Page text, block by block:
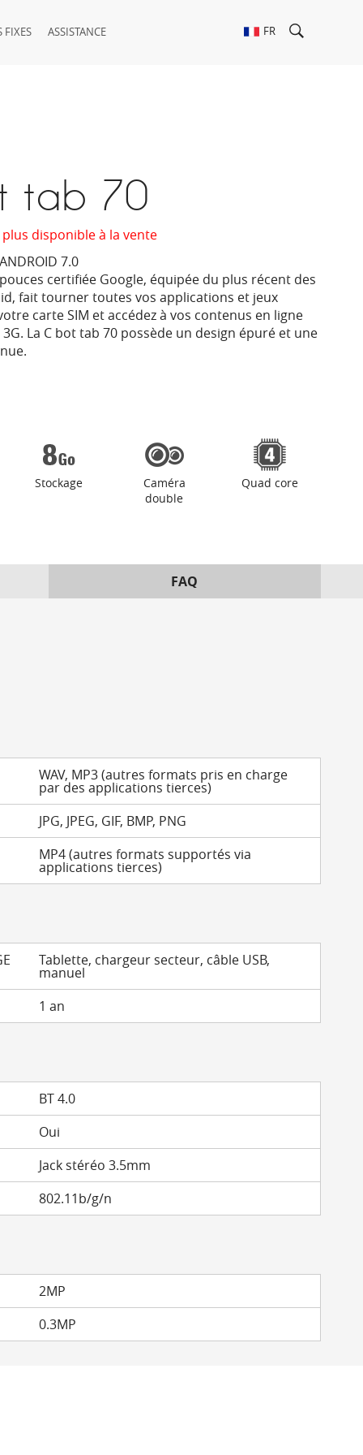
FIXES ASSISTANCE FR
tab 70
disponible à la vente
ANDROID 7.0
certifiée Google, équipée du plus récent des
fait tourner toutes vos applications et jeux
carte SIM et accédez à vos contenus en ligne
La C bot tab 70 possède un design épuré et une
Stockage
Caméra
double
Quad core
FAQ
WAV, MP3 (autres formats pris en charge
par des applications tierces)
JPG, JPEG, GIF, BMP, PNG
MP4 (autres formats supportés via
applications tierces)
Tablette, chargeur secteur, câble USB,
manuel
1 an
BT 4.0
Oui
Jack stéréo 3.5mm
802.11b/g/n
2MP
0.3MP